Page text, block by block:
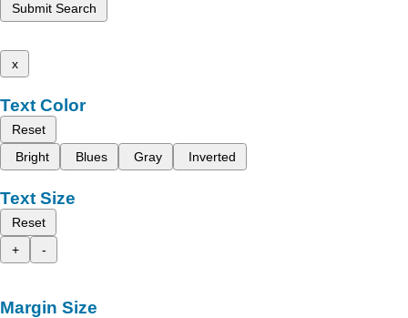
Submit Search
x
Text Color
Reset
Bright
Blues Gray Inverted
Text Size
Reset
+
-
Margin Size